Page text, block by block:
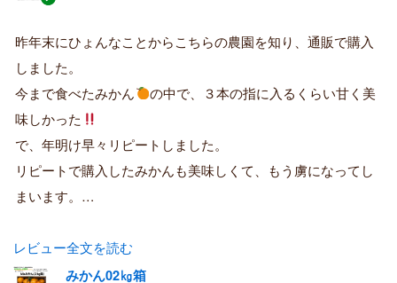
証
済
み
購
者
昨年末にひょんなことからこちらの農園を知り、通販で購入
しました。
今まで食べたみかん
の中で、３本の指に入るくらい甘く美
味しかった
で、年明け早々リピートしました。
リピートで購入したみかんも美味しくて、もう虜になってし
まいます。…
レビュー全文を読む
みかん02㎏箱